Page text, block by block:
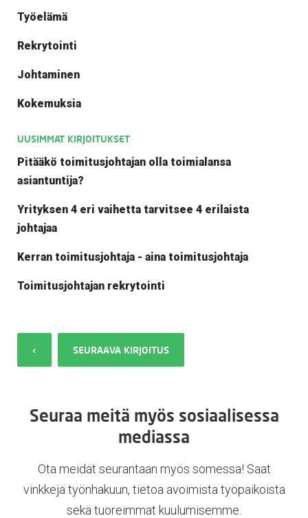
Työelämä
Rekrytointi
Johtaminen
Kokemuksia
UUSIMMAT KIRJOITUKSET
Pitääkö toimitusjohtajan olla toimialansa
asiantuntija?
Yrityksen 4 eri vaihetta tarvitsee 4 erilaista
johtajaa
Kerran toimitusjohtaja - aina toimitusjohtaja
Toimitusjohtajan rekrytointi
‹ SEURAAVA KIRJOITUS
Seuraa meitä myös sosiaalisessa
mediassa
Ota meidät seurantaan myös somessa! Saat
vinkkejä työnhakuun, tietoa avoimista työpaikoista
sekä tuoreimmat kuulumisemme.